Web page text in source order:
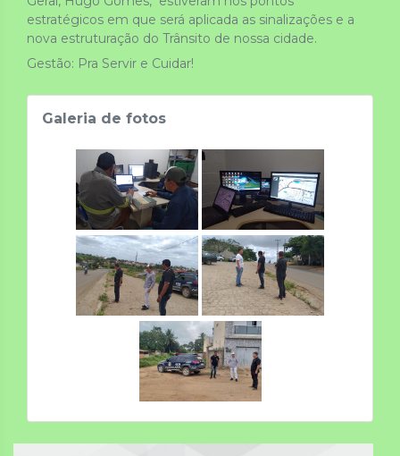
estratégicos em que será aplicada as sinalizações e a
nova estruturação do Trânsito de nossa cidade.
Gestão: Pra Servir e Cuidar!
Galeria de fotos